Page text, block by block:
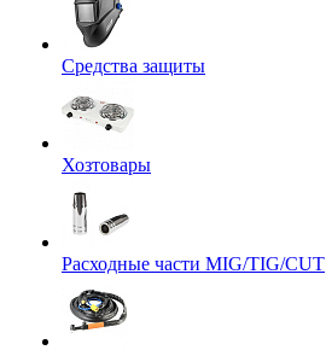
Средства защиты
Хозтовары
Расходные части MIG/TIG/CUT